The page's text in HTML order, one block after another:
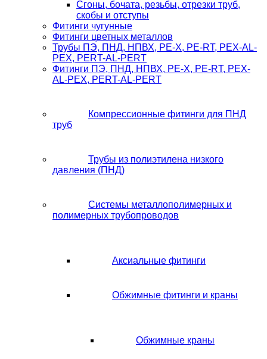
Сгоны, бочата, резьбы, отрезки труб,
скобы и отступы
Фитинги чугунные
Фитинги цветных металлов
Трубы ПЭ, ПНД, НПВХ, PE-X, PE-RT, PEX-AL-
PEX, PERT-AL-PERT
Фитинги ПЭ, ПНД, НПВХ, PE-X, PE-RT, PEX-
AL-PEX, PERT-AL-PERT
Компрессионные фитинги для ПНД
труб
Трубы из полиэтилена низкого
давления (ПНД)
Системы металлополимерных и
полимерных трубопроводов
Аксиальные фитинги
Обжимные фитинги и краны
Обжимные краны